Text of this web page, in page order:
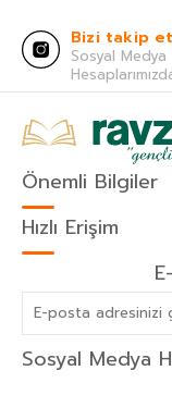
Bizi takip et
Sosyal Medya
Önemli Bilgiler
Hızlı Erişim
Sosyal Medya